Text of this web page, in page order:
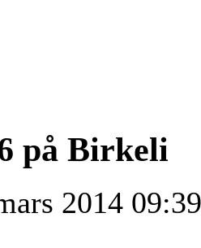
på Birkeli
2014